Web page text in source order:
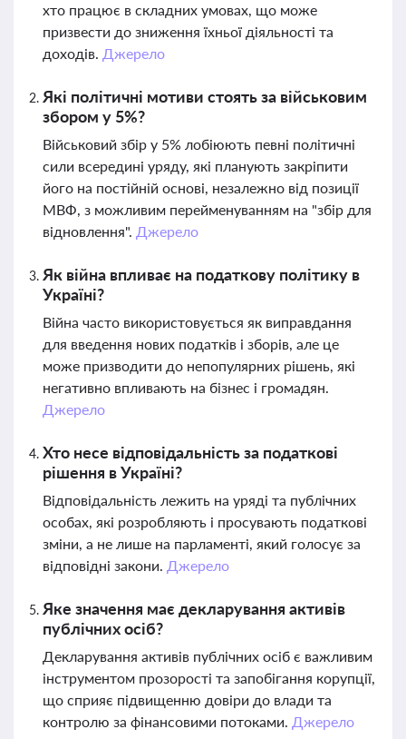
хто працює в складних умовах, що може
призвести до зниження їхньої діяльності та
доходів. Джерело
Які політичні мотиви стоять за військовим
збором у 5%?
Військовий збір у 5% лобіюють певні політичні
сили всередині уряду, які планують закріпити
його на постійній основі, незалежно від позиції
МВФ, з можливим перейменуванням на "збір для
відновлення". Джерело
Як війна впливає на податкову політику в
Україні?
Війна часто використовується як виправдання
для введення нових податків і зборів, але це
може призводити до непопулярних рішень, які
негативно впливають на бізнес і громадян.
Джерело
Хто несе відповідальність за податкові
рішення в Україні?
Відповідальність лежить на уряді та публічних
особах, які розробляють і просувають податкові
зміни, а не лише на парламенті, який голосує за
відповідні закони. Джерело
Яке значення має декларування активів
публічних осіб?
Декларування активів публічних осіб є важливим
інструментом прозорості та запобігання корупції,
що сприяє підвищенню довіри до влади та
контролю за фінансовими потоками. Джерело